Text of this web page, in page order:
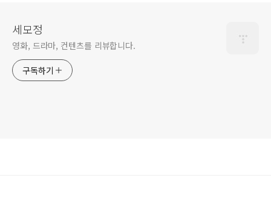
세모정
영화, 드라마, 컨텐츠를 리뷰합니다.
구독하기